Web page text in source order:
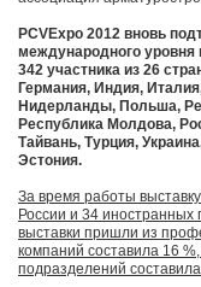
PCVExpo 2012 вновь
международного уровня
342 участника из 26
Германия, Индия,
Нидерланды, Польша,
Республика Молдова,
Тайвань, Турция,
Эстония.
За время работы
России и 34 иностранных
выставки пришли из
компаний составила 16
подразделений